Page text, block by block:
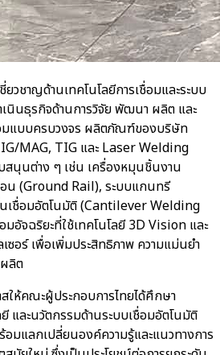
วชาญด้านเทคโนโลยีการเชื่อมและระบบ
นินธุรกิจด้านการวิจัย พัฒนา ผลิต และ
มแบบครบวงจร ผลิตภัณฑ์ของบริษัท
MAG, TIG และ Laser Welding
นุนต่าง ๆ เช่น เครื่องหมุนชิ้นงาน
น (Ground Rail), ระบบแกนทรี
เชื่อมอัตโนมัติ (Cantilever Welding
อัจฉริยะที่ใช้เทคโนโลยี 3D Vision และ
ซอร์ เพื่อเพิ่มประสิทธิภาพ ความแม่นยำ
ลิต
ให้คณะผู้ประกอบการไทยได้ศึกษา
และนวัตกรรมด้านระบบเชื่อมอัตโนมัติ
มแลกเปลี่ยนองค์ความรู้และแนวทางการ